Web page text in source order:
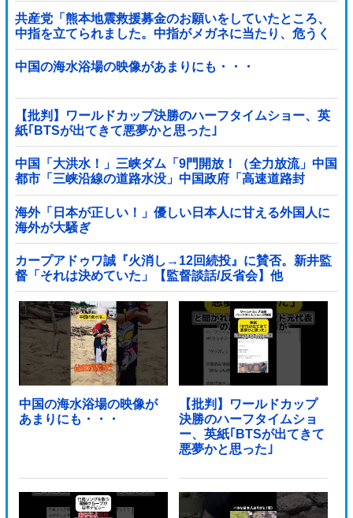
共産党「熊本地震救援募金のお願いをしていたところ、
中指を立てられました。中指がメガネに当たり、危うく
怪我をするところでした」
中国の海水浴場の映像があまりにも・・・
【批判】ワールドカップ決勝のハーフタイムショー、英
紙｢BTSが出てきて悪夢かと思った｣
中国「大洪水！」三峡ダム「9門開放！（全力放流」中国
都市「三峡沿線の道路水没」中国政府「高速道路封
鎖！」中国ダム「緊急放流に合わせて開門（土砂崩れ発
生」→
海外「日本が正しい！」優しい日本人に甘える外国人に
海外が大騒ぎ
カープアドゥワ誠『火消し→12回続投』に賛否。新井監
督「それは決めていた」【監督談話/反省会】他
中国の海水浴場の映像が
あまりにも・・・
【批判】ワールドカップ
決勝のハーフタイムショ
ー、英紙｢BTSが出てきて
悪夢かと思った｣